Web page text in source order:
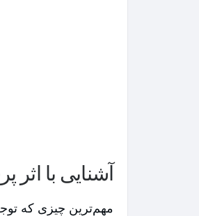
آشنایی با
مهم‌ترین چیزی که